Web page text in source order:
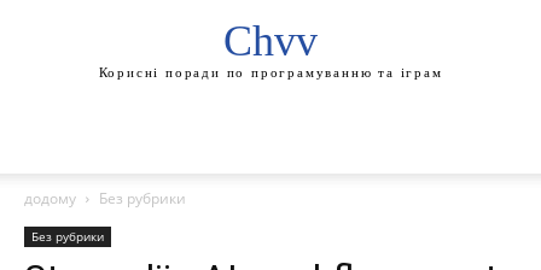
Chvv
Корисні поради по програмуванню та іграм
додому Без рубрики
Без рубрики